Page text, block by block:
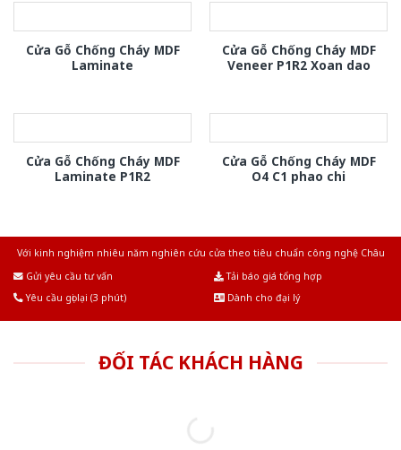
Cửa Gỗ Chống Cháy MDF
Laminate
Cửa Gỗ Chống Cháy MDF
Veneer P1R2 Xoan dao
Cửa Gỗ Chống Cháy MDF
Laminate P1R2
Cửa Gỗ Chống Cháy MDF
O4 C1 phao chi
Với kinh nghiệm nhiêu năm nghiên cứu cửa theo tiêu chuẩn công nghệ Châu
Gửi yêu cầu tư vấn
Tải báo giá tổng hợp
Yêu cầu gọi lại (3 phút)
Dành cho đại lý
ĐỐI TÁC KHÁCH HÀNG